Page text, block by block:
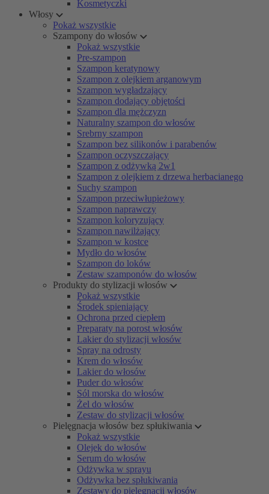
Kosmetyczki
Włosy
Pokaż wszystkie
Szampony do włosów
Pokaż wszystkie
Pre-szampon
Szampon keratynowy
Szampon z olejkiem arganowym
Szampon wygładzający
Szampon dodający objętości
Szampon dla mężczyzn
Naturalny szampon do włosów
Srebrny szampon
Szampon bez silikonów i parabenów
Szampon oczyszczający
Szampon z odżywką 2w1
Szampon z olejkiem z drzewa herbacianego
Suchy szampon
Szampon przeciwłupieżowy
Szampon naprawczy
Szampon koloryzujący
Szampon nawilżający
Szampon w kostce
Mydło do włosów
Szampon do loków
Zestaw szamponów do włosów
Produkty do stylizacji włosów
Pokaż wszystkie
Środek spieniający
Ochrona przed ciepłem
Preparaty na porost włosów
Lakier do stylizacji włosów
Spray na odrosty
Krem do włosów
Lakier do włosów
Puder do włosów
Sól morska do włosów
Żel do włosów
Zestaw do stylizacji włosów
Pielęgnacja włosów bez spłukiwania
Pokaż wszystkie
Olejek do włosów
Serum do włosów
Odżywka w sprayu
Odżywka bez spłukiwania
Zestawy do pielęgnacji włosów